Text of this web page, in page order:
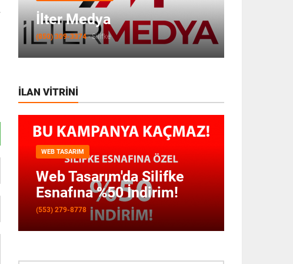
İlter Medya
(850) 309-3374-Silifke
İLAN VITRINI
WEB TASARIM
Web Tasarım'da Silifke
Esnafına %50 İndirim!
(553) 279-8778